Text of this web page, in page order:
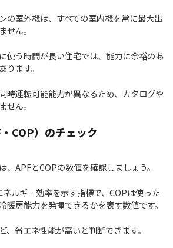
の室外機は、すべての室内機を常に最大出
せん。
使う時間が長い住宅では、能力に余裕のあ
ります。
時運転可能能力が異なるため、カタログや
せん。
COP）のチェック
、APFとCOPの数値を確認しましょう。
ルギー効率を示す指標で、COPは使った
暖房能力を発揮できるかを表す数値です。
、省エネ性能が高いと判断できます。